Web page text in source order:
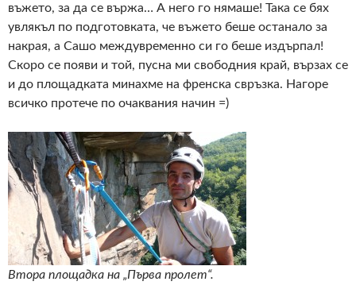
въжето, за да се вържа… А него го нямаше! Така се бях
увлякъл по подготовката, че въжето беше останало за
накрая, а Сашо междувременно си го беше издърпал!
Скоро се появи и той, пусна ми свободния край, вързах се
и до площадката минахме на френска свръзка. Нагоре
всичко протече по очаквания начин =)
Втора площадка на „Първа пролет“.